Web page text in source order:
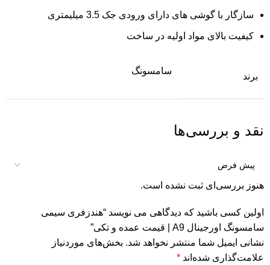
سازگار با گوشی های دارای ورودی جک 3.5 میلیمتری
کیفیت بالای مواد اولیه در ساخت
برند
سامسونگ
نقد و بررسی‌ها
هنوز بررسی‌ای ثبت نشده است.
اولین کسی باشید که دیدگاهی می نویسد “هندزفری سیمی
سامسونگ اورجینال A9 | قیمت عمده و تکی”
نشانی ایمیل شما منتشر نخواهد شد. بخش‌های موردنیاز
علامت‌گذاری شده‌اند *